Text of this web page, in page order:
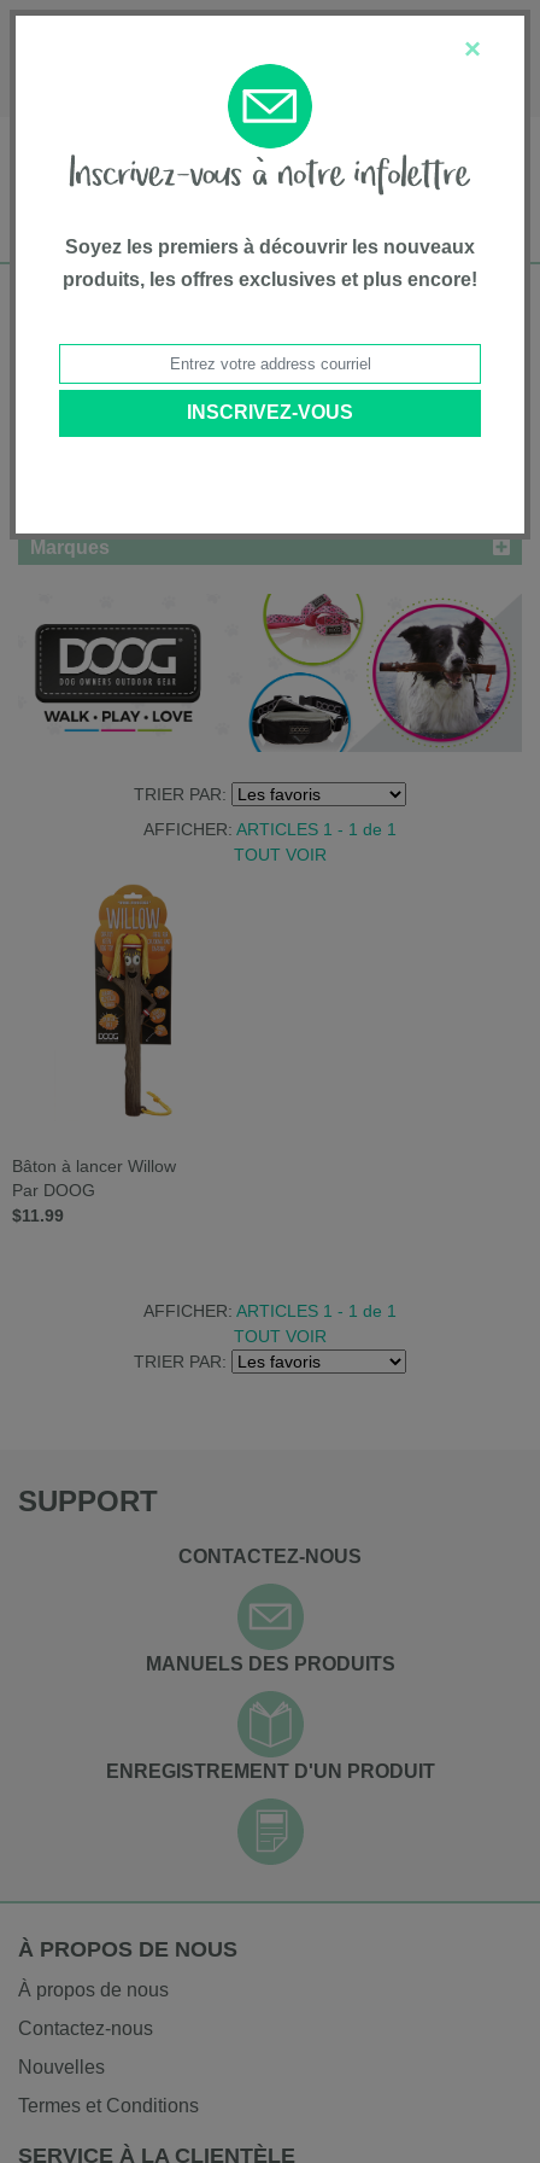
1-800-667-8184
de 75$*
Accueil • Articles pour animaux • Jouets pour animal domestique • DOOG
Marques
TRIER PAR:
AFFICHER: ARTICLES 1 - 1 de 1
TOUT VOIR
Bâton à lancer Willow
Par DOOG
$11.99
TRIER PAR:
AFFICHER: ARTICLES 1 - 1 de 1
TOUT VOIR
SUPPORT
CONTACTEZ-NOUS
MANUELS DES PRODUITS
ENREGISTREMENT D'UN PRODUIT
À PROPOS DE NOUS
À propos de nous
Contactez-nous
Nouvelles
Termes et Conditions
SERVICE À LA CLIENTÈLE
×
Soyez les premiers à découvrir les nouveaux
produits, les offres exclusives et plus encore!